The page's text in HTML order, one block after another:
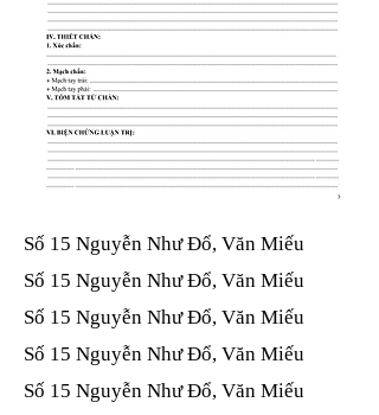
Số 15 Nguyễn Như Đổ, Văn Miếu​​​​
Số 15 Nguyễn Như Đổ, Văn Miếu​​​​
Số 15 Nguyễn Như Đổ, Văn Miếu​​​​
Số 15 Nguyễn Như Đổ, Văn Miếu​​​​
Số 15 Nguyễn Như Đổ, Văn Miếu​​​​